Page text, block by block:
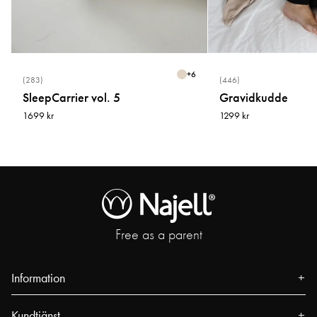
(283) +6
SleepCarrier vol. 5
1699 kr
(446)
Gravidkudde
1299 kr
Free as a parent
Information
Om oss